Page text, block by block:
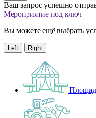
Ваш запрос успешно
Мероприятие под ключ
Вы можете ещё выбрать
Left Right